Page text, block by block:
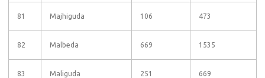
81 Majhiguda 106 473
82 Malbeda 669 1535
83 Maliguda 251 669